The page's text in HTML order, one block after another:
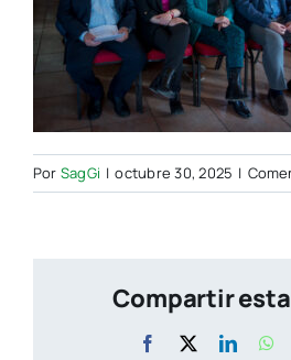
Por SagGi | octubre 30, 2025 |
Compartir
Facebook
X